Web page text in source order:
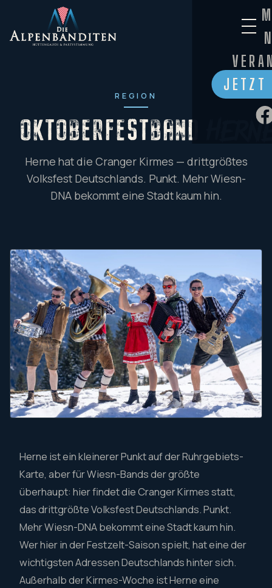
JETZT
REGION
OKTOBERFESTBAND
Herne hat die Cranger Kirmes — drittgrößtes
Volksfest Deutschlands. Punkt. Mehr Wiesn-
DNA bekommt eine Stadt kaum hin.
Herne ist ein kleinerer Punkt auf der Ruhrgebiets-
Karte, aber für Wiesn-Bands der größte
überhaupt: hier findet die Cranger Kirmes statt,
das drittgrößte Volksfest Deutschlands. Punkt.
Mehr Wiesn-DNA bekommt eine Stadt kaum hin.
Wer hier in der Festzelt-Saison spielt, hat eine der
wichtigsten Adressen Deutschlands hinter sich.
Außerhalb der Kirmes-Woche ist Herne eine